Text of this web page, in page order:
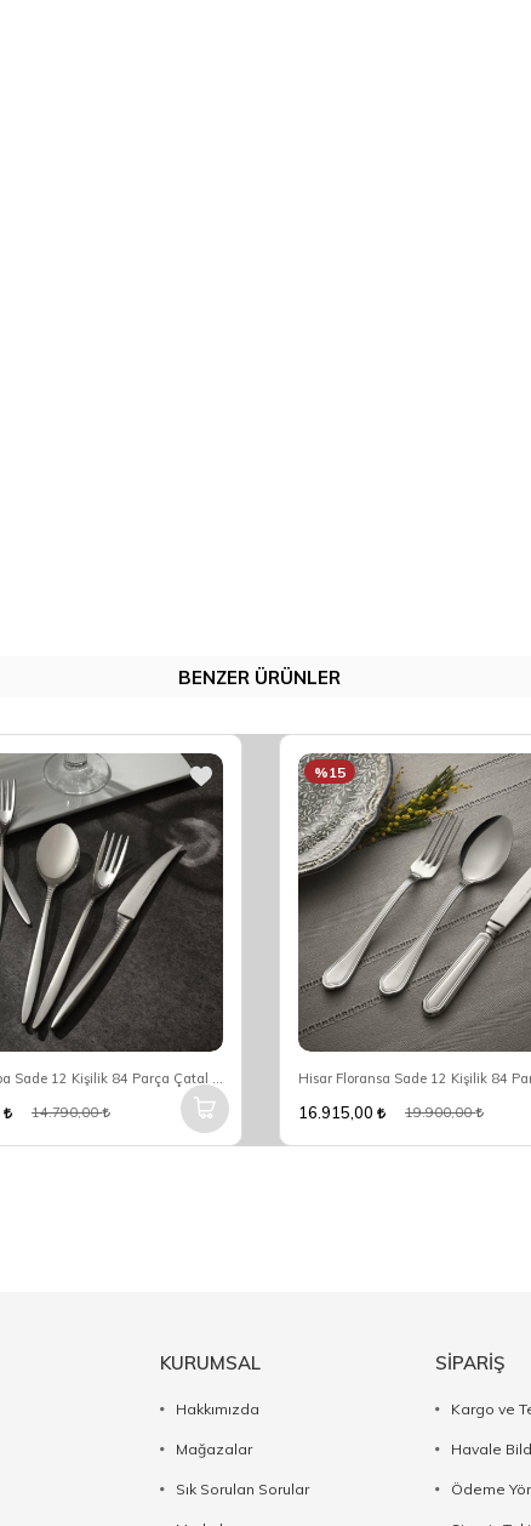
BENZER ÜRÜNLER
Hisar Mamba Sade 12 Kişilik 84 Parça Çatal Kaşık Bıçak Seti
14.790,00
%15
16.915,00 19.900,00
KURUMSAL
Hakkımızda
Mağazalar
Sık Sorulan Sorular
SİPARİŞ
Kargo ve
Havale
Ödeme